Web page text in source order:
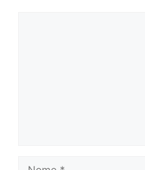
Nome